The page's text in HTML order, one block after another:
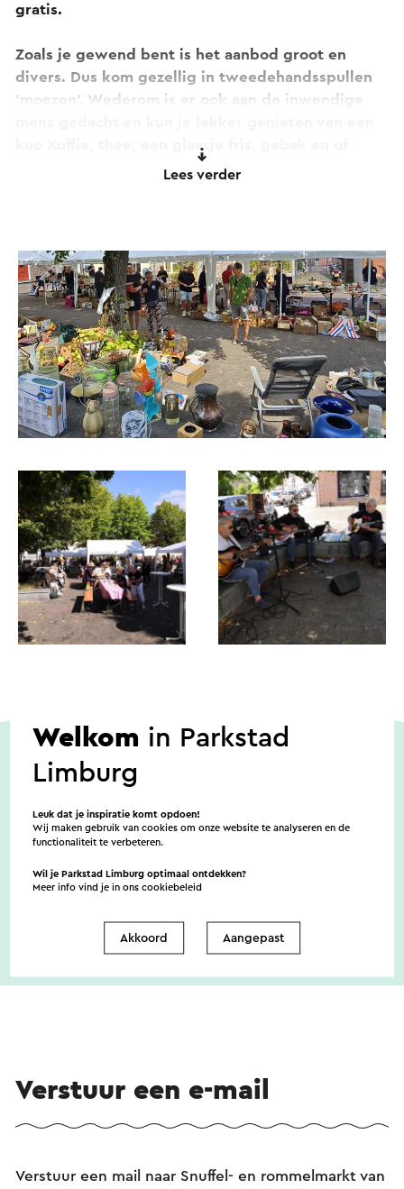
gratis.
Zoals je gewend bent is het aanbod groot en
divers. Dus kom gezellig in tweedehandsspullen
'moezen'. Wederom is er ook aan de inwendige
kop Koffie, thee, een glaasje fris, gebak en of
Lees verder
Verstuur een e-mail
Verstuur een mail naar Snuffel- en rommelmarkt van
Welkom in Parkstad
Limburg
Leuk dat je inspiratie komt opdoen!
Wij maken gebruik van cookies om onze website te analyseren en de
functionaliteit te verbeteren.
Wil je Parkstad Limburg optimaal ontdekken?
Meer info vind je in onscookiebeleid
Akkoord Aangepast